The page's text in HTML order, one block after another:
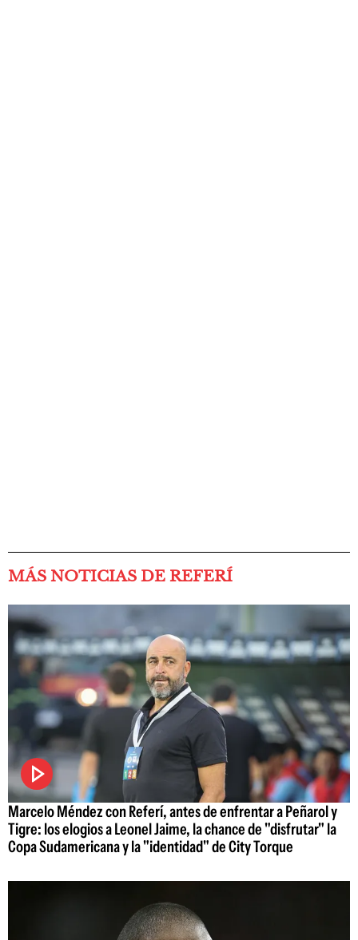
MÁS NOTICIAS DE REFERÍ
Marcelo Méndez con Referí, antes de enfrentar a Peñarol y
Tigre: los elogios a Leonel Jaime, la chance de "disfrutar" la
Copa Sudamericana y la "identidad" de City Torque